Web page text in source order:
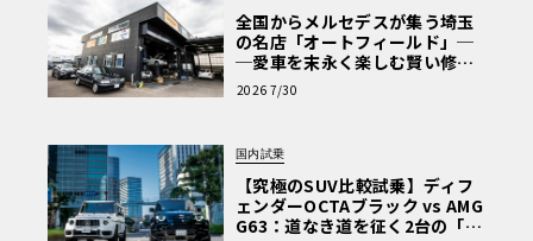
全国からメルセデスが集う埼玉
の名店「オートフィールド」─
─愛車を末永く楽しむ賢い修理
術と、プロがフックス製オイル
を選ぶ理由〈PR〉
2026 7/30
国内試乗
【究極のSUV比較試乗】ディフ
ェンダーOCTAブラック vs AMG
G63：道なき道を征く2台の「対